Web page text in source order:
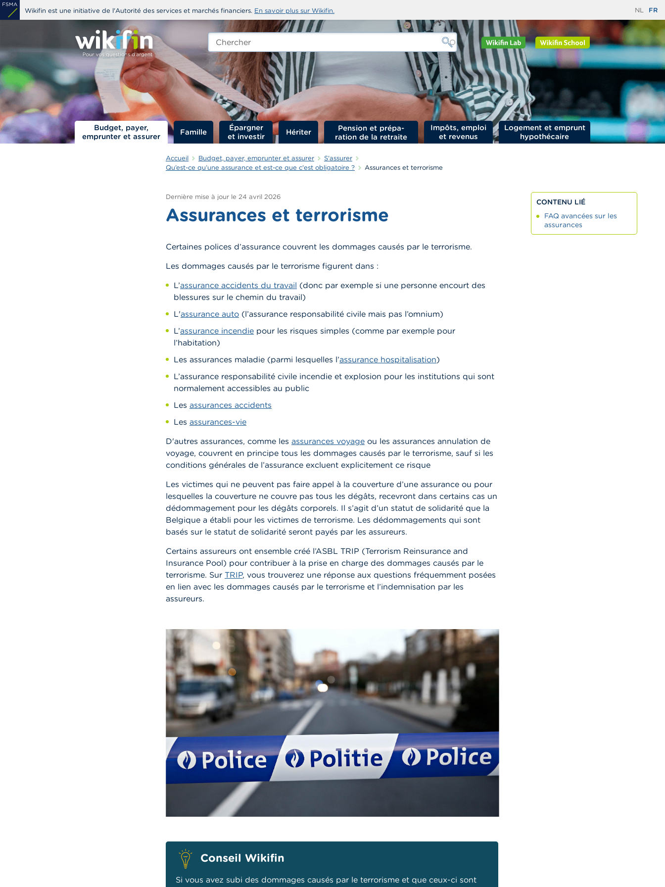
Aller
au
Wikifin est une initiative de l'Autorité des services et marchés financiers. En savoir plus sur Wikifin. NL FR
Chercher
edit-
Budget, payer,
emprunter et assurer
Famille
Épargner
et investir
Hériter
Impôts, emploi
et revenus
Logement et emprunt
hypothécaire
Accueil Budget, payer, emprunter et assurer
S'assurer
Qu’est-ce qu’une assurance et est-ce que c'est obligatoire ?
Assurances et terrorisme
Dernière mise à jour le 24 avril 2026
Assurances et terrorisme
Certaines polices d’assurance couvrent les dommages causés par le terrorisme.
Les dommages causés par le terrorisme figurent dans :
L’assurance accidents du travail (donc par exemple si une personne encourt des
blessures sur le chemin du travail)
L'assurance auto (l’assurance responsabilité civile mais pas l’omnium)
L’assurance incendie pour les risques simples (comme par exemple pour
l’habitation)
Les assurances maladie (parmi lesquelles l’assurance hospitalisation)
L’assurance responsabilité civile incendie et explosion pour les institutions qui sont
normalement accessibles au public
Les assurances accidents
Les assurances-vie
D'autres assurances, comme les assurances voyage ou les assurances annulation de
voyage, couvrent en principe tous les dommages causés par le terrorisme, sauf si les
conditions générales de l’assurance excluent explicitement ce risque
Les victimes qui ne peuvent pas faire appel à la couverture d’une assurance ou pour
lesquelles la couverture ne couvre pas tous les dégâts, recevront dans certains cas un
dédommagement pour les dégâts corporels. Il s’agit d’un statut de solidarité que la
Belgique a établi pour les victimes de terrorisme. Les dédommagements qui sont
basés sur le statut de solidarité seront payés par les assureurs.
Certains assureurs ont ensemble créé l’ASBL TRIP (Terrorism Reinsurance and
Insurance Pool) pour contribuer à la prise en charge des dommages causés par le
terrorisme. Sur TRIP, vous trouverez une réponse aux questions fréquemment posées
en lien avec les dommages causés par le terrorisme et l’indemnisation par les
assureurs.
Conseil Wikifin
Si vous avez subi des dommages causés par le terrorisme et que ceux-ci sont
CONTENU LIÉ
FAQ avancées sur les
assurances